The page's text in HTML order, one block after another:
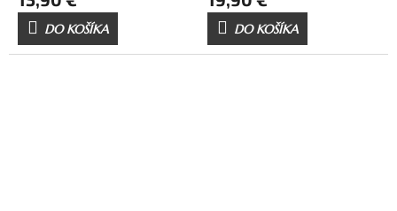
DO KOŠÍKA DO KOŠÍKA